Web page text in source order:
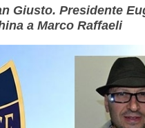
Giusto. Presidente
a Marco Raffaeli